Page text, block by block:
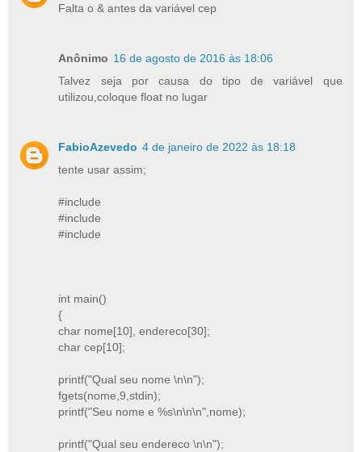
Falta o & antes da variável cep
Anônimo 16 de agosto de 2016 às 18:06
Talvez seja por causa do tipo de variável que
utilizou,coloque float no lugar
FabioAzevedo 4 de janeiro de 2022 às 18:18
tente usar assim;
#include
#include
#include
int main()
{
char nome[10], endereco[30];
char cep[10];
printf("Qual seu nome \n\n");
fgets(nome,9,stdin);
printf("Seu nome e %s\n\n\n",nome);
printf("Qual seu endereco \n\n");